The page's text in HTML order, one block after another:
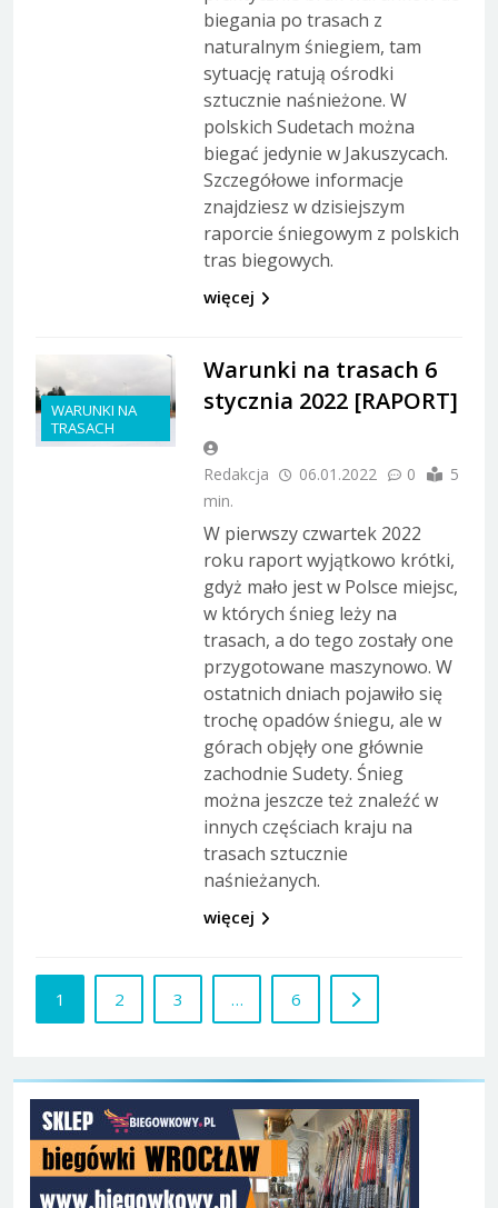
biegania po trasach z
naturalnym śniegiem, tam
sytuację ratują ośrodki
sztucznie naśnieżone. W
polskich Sudetach można
biegać jedynie w Jakuszycach.
Szczegółowe informacje
znajdziesz w dzisiejszym
raporcie śniegowym z polskich
tras biegowych.
więcej
WARUNKI NA
TRASACH
Warunki na trasach 6
stycznia 2022 [RAPORT]
Redakcja 06.01.2022 0
5
min.
W pierwszy czwartek 2022
roku raport wyjątkowo krótki,
gdyż mało jest w Polsce miejsc,
w których śnieg leży na
trasach, a do tego zostały one
przygotowane maszynowo. W
ostatnich dniach pojawiło się
trochę opadów śniegu, ale w
górach objęły one głównie
zachodnie Sudety. Śnieg
można jeszcze też znaleźć w
innych częściach kraju na
trasach sztucznie
naśnieżanych.
więcej
1 2 3 … 6